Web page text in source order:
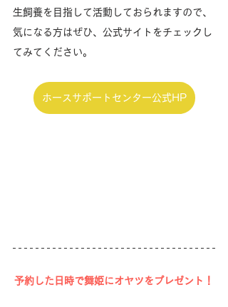
生飼養を目指して活動しておられますので、
気になる方はぜひ、公式サイトをチェックし
てみてください。
ホースサポートセンター公式HP
予約した日時で舞姫にオヤツをプレゼント！